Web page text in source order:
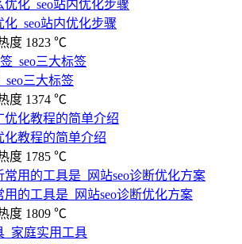
化_seo站内优化步骤
度 1823 ℃
三大标签
度 1374 ℃
化教程的简单介绍
度 1785 ℃
用的工具是_网站seo诊断优化方案
度 1809 ℃